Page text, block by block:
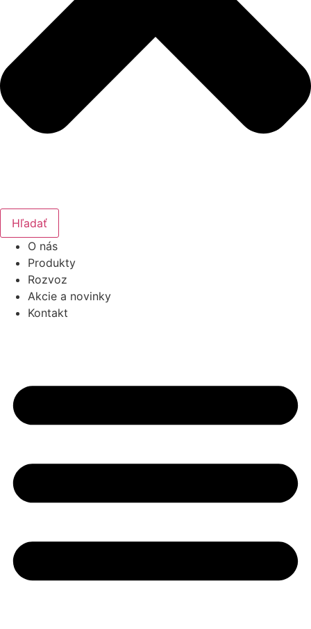
Hľadať
O nás
Produkty
Rozvoz
Akcie a novinky
Kontakt